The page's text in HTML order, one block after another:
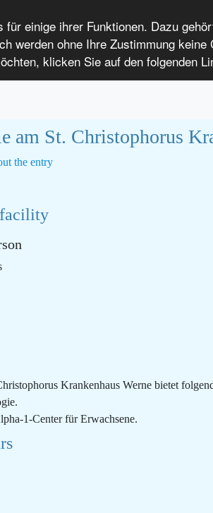
einige ihrer Funktionen. Dazu
werden ohne Ihre Zustimmung
klicken Sie auf den folgenden
Providers
us Login Plain language
am St. Christophorus
the entry
Krankenhaus Werne bietet
1-Center für Erwachsene.